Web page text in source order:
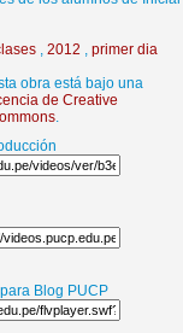
, 2012 , primer dia
obra está bajo una
de Creative
.
Blog PUCP